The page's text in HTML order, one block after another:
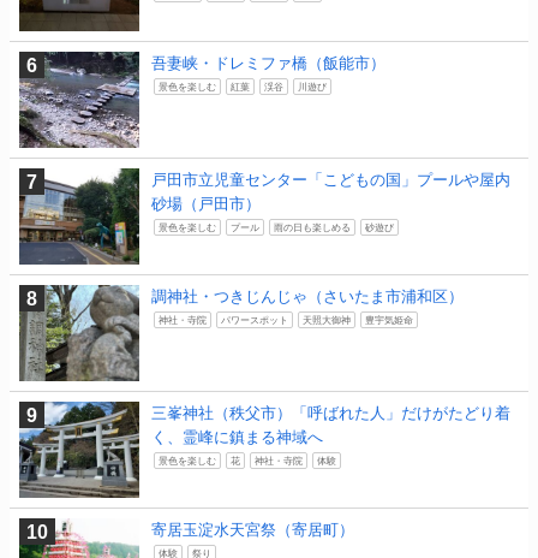
吾妻峡・ドレミファ橋（飯能市）
景色を楽しむ 紅葉 渓谷 川遊び
戸田市立児童センター「こどもの国」プールや屋内
砂場（戸田市）
景色を楽しむ プール 雨の日も楽しめる 砂遊び
調神社・つきじんじゃ（さいたま市浦和区）
神社・寺院 パワースポット 天照大御神 豊宇気姫命
三峯神社（秩父市）「呼ばれた人」だけがたどり着
く、霊峰に鎮まる神域へ
景色を楽しむ 花 神社・寺院 体験
寄居玉淀水天宮祭（寄居町）
体験 祭り